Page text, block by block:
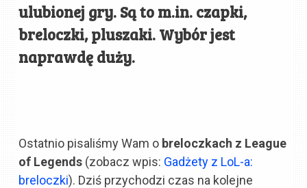
ulubionej gry. Są to m.in. czapki,
breloczki, pluszaki. Wybór jest
naprawdę duży.
Ostatnio pisaliśmy Wam o breloczkach z League
of Legends (zobacz wpis: Gadżety z LoL-a:
breloczki). Dziś przychodzi czas na kolejne